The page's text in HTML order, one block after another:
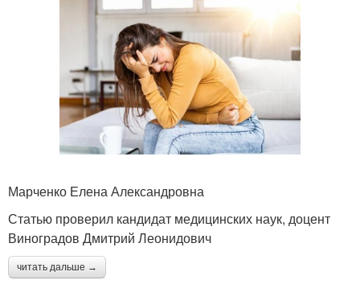
Марченко Елена Александровна
Статью проверил кандидат медицинских наук, доцент
Виноградов Дмитрий Леонидович
читать дальше →